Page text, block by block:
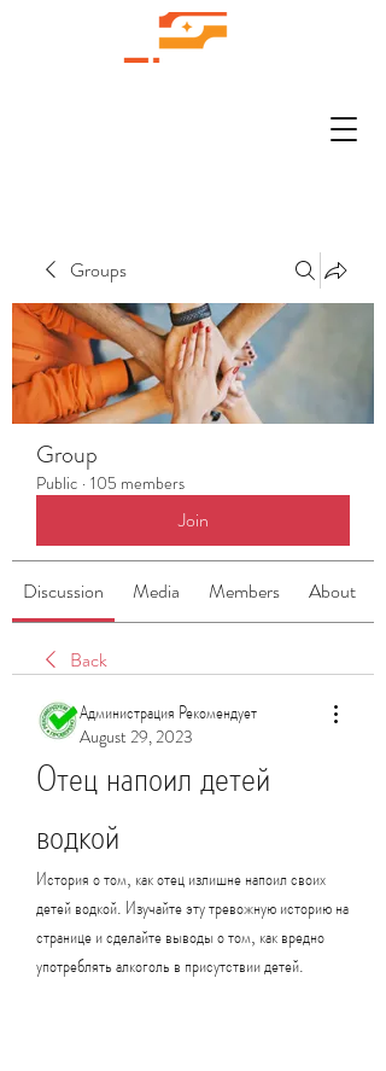
Groups
Group
Public · 105 members
Join
Discussion Media Members About
Back
Администрация Рекомендует
August 29, 2023
Отец напоил детей
водкой
История о том, как отец излишне напоил своих
детей водкой. Изучайте эту тревожную историю на
странице и сделайте выводы о том, как вредно
употреблять алкоголь в присутствии детей.